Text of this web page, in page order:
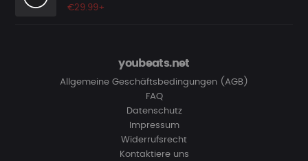
€29.99+
youbeats.net
Allgemeine Geschäftsbedingungen (AGB)
FAQ
Datenschutz
Impressum
Widerrufsrecht
Kontaktiere uns